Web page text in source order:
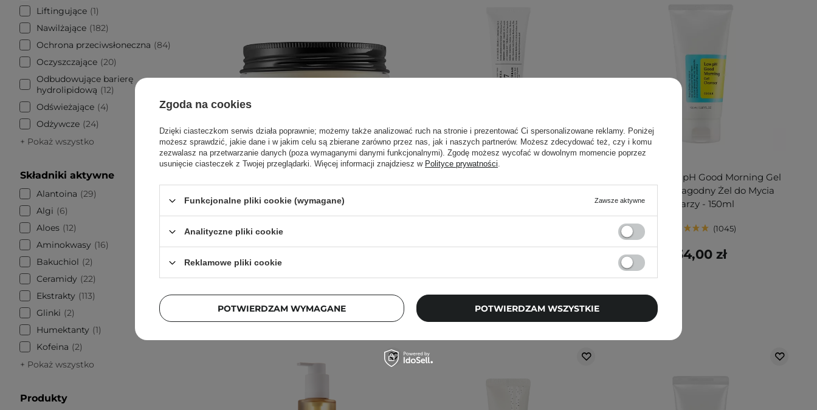
Liftingujące 1
Nawilżające 182
Ochrona przeciwsłoneczna
84
Oczyszczające 20
Odbudowujące barierę
hydrolipidową
12
Odświeżające
4
Odżywcze 24
+ Pokaż wszystko
Składniki aktywne
Alantoina
29
Algi
6
Aloes 12
Aminokwasy
16
Bakuchiol
2
Ceramidy
22
Ekstrakty
113
Glinki
2
Humektanty
1
Kofeina
2
+ Pokaż wszystko
Produkty
PROMOCJA
BESTSELLER
WYBÓR KOSMETOLOGA
Śluzem Ślimaka - 100g
PROMOCJA BESTSELLER BESTSELLER
COSRX - Low pH Good Morning Gel
Cleanser - Łagodny Żel do Mycia
Twarzy - 150ml
1045
34,00 zł
Zgoda na cookies
Dzięki ciasteczkom serwis działa poprawnie; możemy także analizować ruch na stronie i prezentować Ci spersonalizowane reklamy. Poniżej
możesz sprawdzić, jakie dane i w jakim celu są zbierane zarówno przez nas, jak i naszych partnerów. Możesz zdecydować też, czy i komu
zezwalasz na przetwarzanie danych (poza wymaganymi danymi funkcjonalnymi). Zgodę możesz wycofać w dowolnym momencie poprzez
usunięcie ciasteczek z Twojej przeglądarki. Więcej informacji znajdziesz w Polityce prywatności.
Funkcjonalne pliki cookie (wymagane) Zawsze aktywne
Analityczne pliki cookie
Reklamowe pliki cookie
POTWIERDZAM WYMAGANE POTWIERDZAM WSZYSTKIE